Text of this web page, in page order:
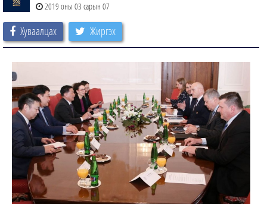
2019 оны 03 сарын 07
Хуваалцах Жиргэх